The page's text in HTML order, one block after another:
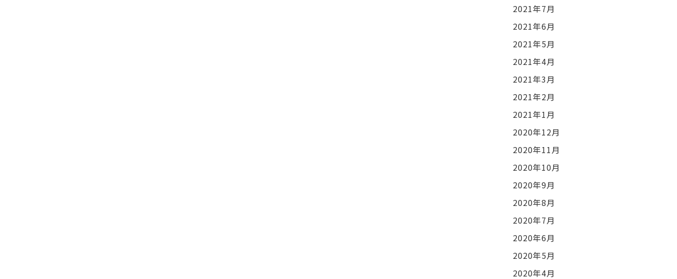
2021年7月
2021年6月
2021年5月
2021年4月
2021年3月
2021年2月
2021年1月
2020年12月
2020年11月
2020年10月
2020年9月
2020年8月
2020年7月
2020年6月
2020年5月
2020年4月